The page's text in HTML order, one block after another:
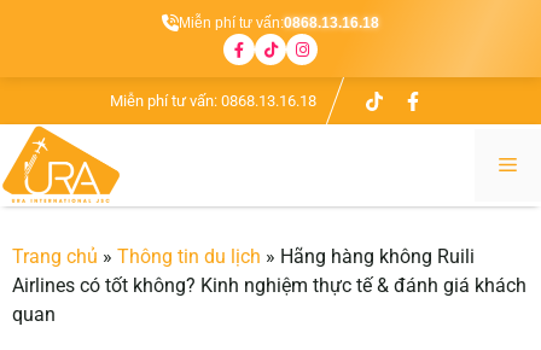
Miễn phí tư vấn:0868.13.16.18
đến
nội
dung
Miễn phí tư vấn: 0868.13.16.18
Trang chủ »Thông tin du lịch » Hãng hàng không Ruili
Airlines có tốt không? Kinh nghiệm thực tế & đánh giá khách
quan